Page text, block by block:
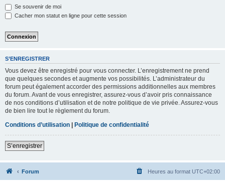
Se souvenir de moi
Cacher mon statut en ligne pour cette session
S’ENREGISTRER
Vous devez être enregistré pour vous connecter. L’enregistrement ne prend
que quelques secondes et augmente vos possibilités. L’administrateur du
forum peut également accorder des permissions additionnelles aux membres
du forum. Avant de vous enregistrer, assurez-vous d’avoir pris connaissance
de nos conditions d’utilisation et de notre politique de vie privée. Assurez-vous
de bien lire tout le règlement du forum.
Conditions d’utilisation | Politique de confidentialité
S’enregistrer
Forum Heures au format UTC+02:00